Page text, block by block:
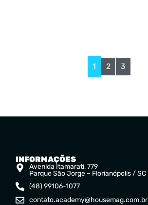
1 2 3
INFORMAÇÕES
Avenida Itamarati, 779
Parque São Jorge – Florianópolis / SC
(48) 99106-1077
contato.academy@housemag.com.br